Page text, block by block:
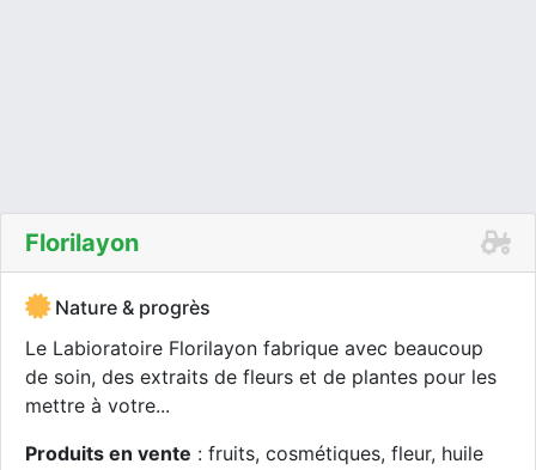
Florilayon
Nature & progrès
Le Labioratoire Florilayon fabrique avec beaucoup
de soin, des extraits de fleurs et de plantes pour les
mettre à votre...
Produits en vente : fruits, cosmétiques, fleur, huile